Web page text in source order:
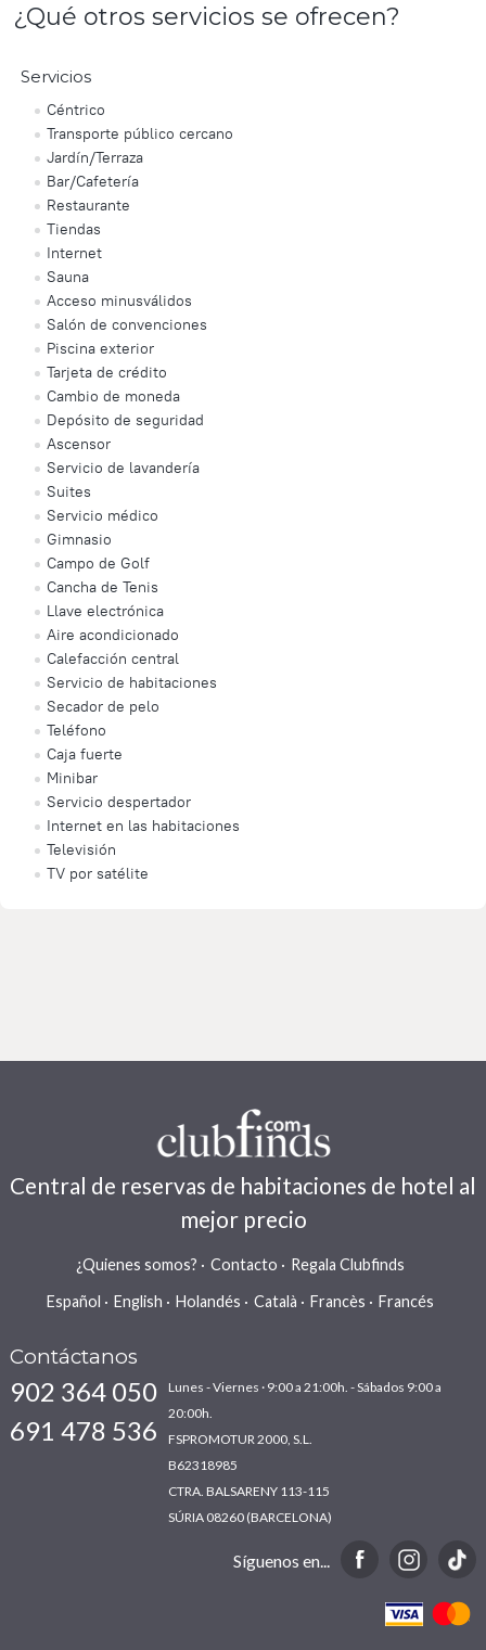
¿Qué otros servicios se ofrecen?
Servicios
Céntrico
Transporte público cercano
Jardín/Terraza
Bar/Cafetería
Restaurante
Tiendas
Internet
Sauna
Acceso minusválidos
Salón de convenciones
Piscina exterior
Tarjeta de crédito
Cambio de moneda
Depósito de seguridad
Ascensor
Servicio de lavandería
Suites
Servicio médico
Gimnasio
Campo de Golf
Cancha de Tenis
Llave electrónica
Aire acondicionado
Calefacción central
Servicio de habitaciones
Secador de pelo
Teléfono
Caja fuerte
Minibar
Servicio despertador
Internet en las habitaciones
Televisión
TV por satélite
Central de reservas de habitaciones de hotel al
mejor precio
¿Quienes somos? Contacto
Regala Clubfinds
Español
English Holandés Català Francès Francés
Contáctanos
902 364 050
691 478 536
Lunes - Viernes · 9:00 a 21:00h. - Sábados 9:00 a
20:00h.
FSPROMOTUR 2000, S.L.
B62318985
CTRA. BALSARENY 113-115
SÚRIA 08260 (BARCELONA)
Síguenos en...